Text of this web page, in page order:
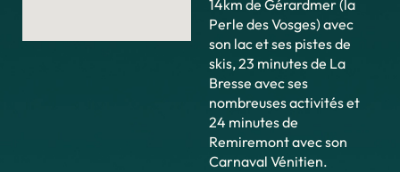
14km de Gérardmer (la
Perle des Vosges) avec
son lac et ses pistes de
skis, 23 minutes de La
Bresse avec ses
nombreuses activités et
24 minutes de
Remiremont avec son
Carnaval Vénitien.